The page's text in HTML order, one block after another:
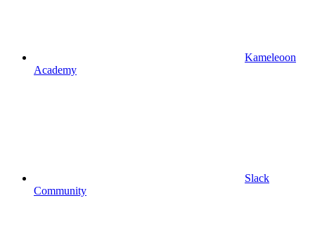
Kameleoon
Academy
Slack
Community